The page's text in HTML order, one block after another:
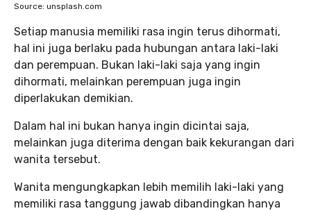
Source: unsplash.com
Setiap manusia memiliki rasa ingin terus dihormati,
hal ini juga berlaku pada hubungan antara laki-laki
dan perempuan. Bukan laki-laki saja yang ingin
dihormati, melainkan perempuan juga ingin
diperlakukan demikian.
Dalam hal ini bukan hanya ingin dicintai saja,
melainkan juga diterima dengan baik kekurangan dari
wanita tersebut.
Wanita mengungkapkan lebih memilih laki-laki yang
memiliki rasa tanggung jawab dibandingkan hanya